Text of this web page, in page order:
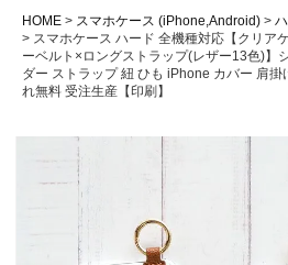
HOME スマホケース (iPhone,Android)
スマホケース ハード 全機種対応【クリア
ーベルト×ロングストラップ(レザー13色)】
ダー ストラップ 紐 ひも iPhone カバー 肩掛
れ無料 受注生産【印刷】